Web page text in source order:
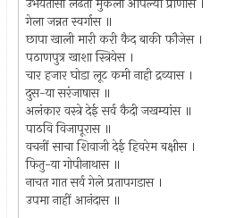
गेला जन्नत स्वर्गास ॥
छापा खाली मारी करी कैद बाकी फौजेस ।
पठाणपुत्र खाशा स्त्रियेस ।
चार हजार घोडा लूट कमी नाही द्रव्यास ।
दुस-या सरंजाषास ॥
अलंकार वस्त्रे देई सर्व कैदी जखम्यांस ॥
पाठवि विजापूरास ॥
वचनीं साचा शिवाजी देई हिवरेम बक्षीस ।
फितु-या गोपीनाथास ॥
नाचत गात सर्व गेले प्रतापगडास ।
उपमा नाहीं आनंदास ॥